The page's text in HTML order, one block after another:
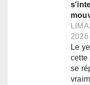
2026
Le
cette
se